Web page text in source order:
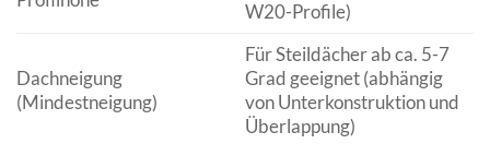
W20-Profile)
Dachneigung
(Mindestneigung)
Für Steildächer ab ca. 5-7
Grad geeignet (abhängig
von Unterkonstruktion und
Überlappung)